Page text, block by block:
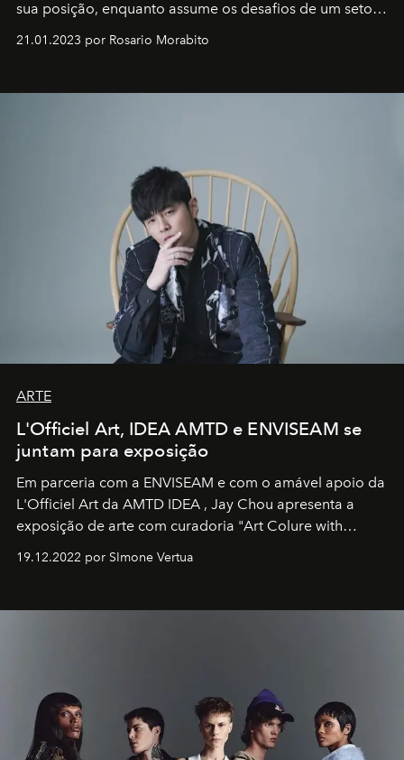
sua posição, enquanto assume os desafios de um setor
em rápida evolução e redefinindo o conceito de luxo
21.01.2023 por Rosario Morabito
ARTE
L'Officiel Art, IDEA AMTD e ENVISEAM se
juntam para exposição
Em parceria com a ENVISEAM e com o amável apoio da
L'Officiel Art da AMTD IDEA , Jay Chou apresenta a
exposição de arte com curadoria "Art Colure with
19.12.2022 por SImone Vertua